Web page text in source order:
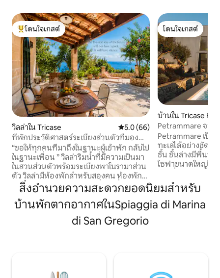
โดนใจเกสต์ที่สุด
โดนใจเกสต์
วิลล่าใน Tricase คะแนนเฉลี่ย 5.0 จาก 5, 66 รีวิว
5.0 (66)
ที่พักประวัติศาสตร์ระเบียงส่วนตัวที่มอง
เห็นวิวทะเล
“ขอให้ทุกคนที่มาถึงในฐานะผู้เข้าพัก กลับไป
ในฐานะเพื่อน ” วิลล่าริมน้ำที่มีความเป็นมา
ในสวนส่วนตัวพร้อมระเบียงพาโนรามาส่วน
ตัว วิลล่ามีห้องพักสำหรับสองคน ห้องพักที่
สวยงามพร้อมเตียงคู่เตียงที่สองที่สามารถ
เข้าถึงได้ด้วยบันไดขนาดเล็ก ห้องน้ำและ
ห้องนั่งเล่นพร้อมครัวที่มีอุปกรณ์ครบครัน
ระเบียงวิวทะเลขนาดใหญ่และงดงามพร้อม
ระเบียงขนาดใหญ่และตกแต่งอย่างมี
โดนใจเกสต์
โดนใจเกสต์
บ้านใน Tricase
Petrammare จาก
Petrammare เป็
ทะเลได้อย่างชัดเ
ชั้น ชั้นล่างมีพื้นที่นั่
โซฟาขนาดใหญ่ โ
ไมโครเวฟ เครื่อง
พร้อมฝักบัวและเค
นอนคู่ 2 ห้องพร้อ
และห้องน้ำในตัว
สิ่งอำนวยความสะดวกยอดนิยมสำหรับ
บ้านพักตากอากาศในSpiaggia di Marina
di San Gregorio